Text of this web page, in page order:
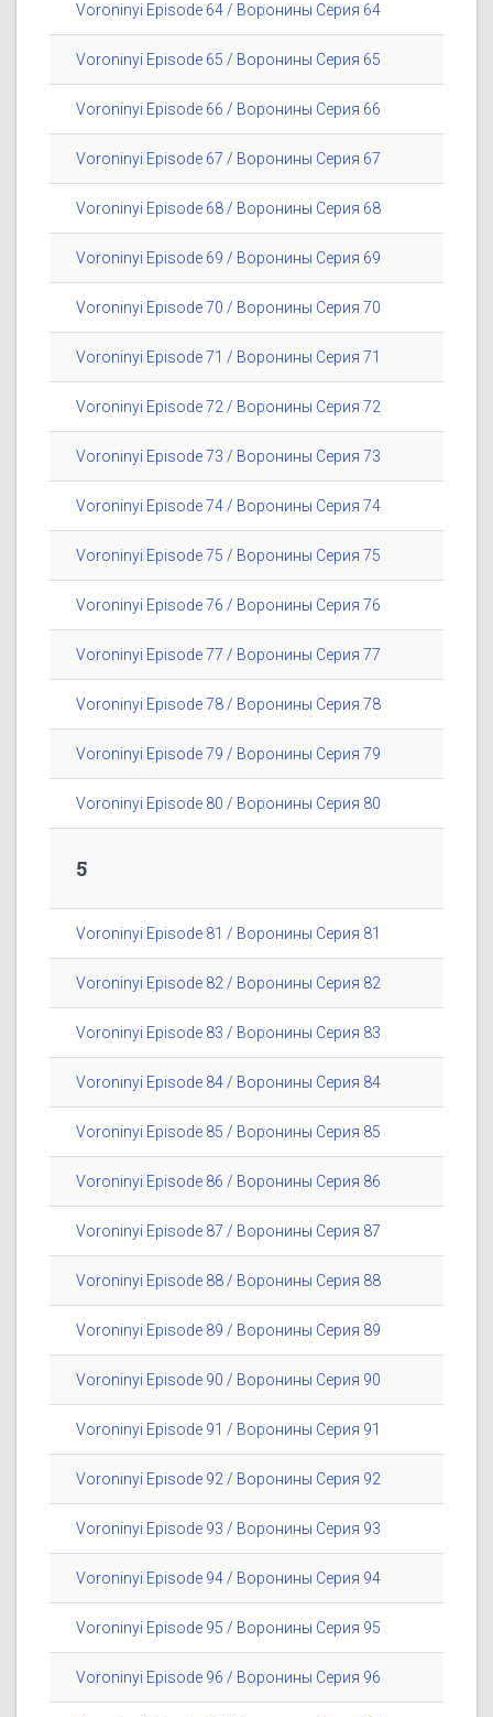
Voroninyi Episode 64 / Воронины Серия 64
Voroninyi Episode 65 / Воронины Серия 65
Voroninyi Episode 66 / Воронины Серия 66
Voroninyi Episode 67 / Воронины Серия 67
Voroninyi Episode 68 / Воронины Серия 68
Voroninyi Episode 69 / Воронины Серия 69
Voroninyi Episode 70 / Воронины Серия 70
Voroninyi Episode 71 / Воронины Серия 71
Voroninyi Episode 72 / Воронины Серия 72
Voroninyi Episode 73 / Воронины Серия 73
Voroninyi Episode 74 / Воронины Серия 74
Voroninyi Episode 75 / Воронины Серия 75
Voroninyi Episode 76 / Воронины Серия 76
Voroninyi Episode 77 / Воронины Серия 77
Voroninyi Episode 78 / Воронины Серия 78
Voroninyi Episode 79 / Воронины Серия 79
Voroninyi Episode 80 / Воронины Серия 80
5
Voroninyi Episode 81 / Воронины Серия 81
Voroninyi Episode 82 / Воронины Серия 82
Voroninyi Episode 83 / Воронины Серия 83
Voroninyi Episode 84 / Воронины Серия 84
Voroninyi Episode 85 / Воронины Серия 85
Voroninyi Episode 86 / Воронины Серия 86
Voroninyi Episode 87 / Воронины Серия 87
Voroninyi Episode 88 / Воронины Серия 88
Voroninyi Episode 89 / Воронины Серия 89
Voroninyi Episode 90 / Воронины Серия 90
Voroninyi Episode 91 / Воронины Серия 91
Voroninyi Episode 92 / Воронины Серия 92
Voroninyi Episode 93 / Воронины Серия 93
Voroninyi Episode 94 / Воронины Серия 94
Voroninyi Episode 95 / Воронины Серия 95
Voroninyi Episode 96 / Воронины Серия 96